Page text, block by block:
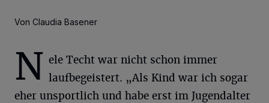
Von Claudia Basener
N ele Techt war nicht schon immer
laufbegeistert. „Als Kind war ich sogar
eher unsportlich und habe erst im Jugendalter